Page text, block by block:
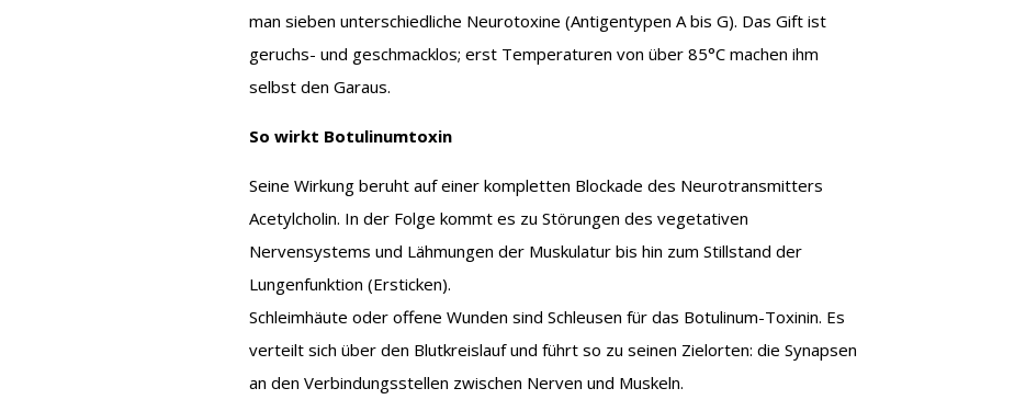
man sieben unterschiedliche Neurotoxine (Antigentypen A bis G). Das Gift ist
geruchs- und geschmacklos; erst Temperaturen von über 85°C machen ihm
selbst den Garaus.
So wirkt Botulinumtoxin
Seine Wirkung beruht auf einer kompletten Blockade des Neurotransmitters
Acetylcholin. In der Folge kommt es zu Störungen des vegetativen
Nervensystems und Lähmungen der Muskulatur bis hin zum Stillstand der
Lungenfunktion (Ersticken).
Schleimhäute oder offene Wunden sind Schleusen für das Botulinum-Toxinin. Es
verteilt sich über den Blutkreislauf und führt so zu seinen Zielorten: die Synapsen
an den Verbindungsstellen zwischen Nerven und Muskeln.